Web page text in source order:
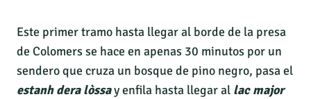
Este primer tramo hasta llegar al borde de la presa
de Colomers se hace en apenas 30 minutos por un
sendero que cruza un bosque de pino negro, pasa el
estanh dera lòssay enfila hasta llegar al lac major